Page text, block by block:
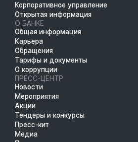
Корпоративное управление
Открытая информация
О БАНКЕ
Общая информация
Карьера
Обращения
Тарифы и документы
О коррупции
ПРЕСС-ЦЕНТР
Новости
Мероприятия
Акции
Тендеры и конкурсы
Пресс-кит
Медиа